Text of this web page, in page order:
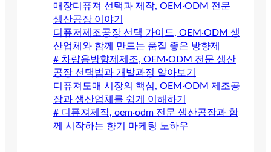
매장디퓨져 선택과 제작, OEM·ODM 전문
생산공장 이야기
디퓨저제조공장 선택 가이드, OEM·ODM 생
산업체와 함께 만드는 품질 좋은 방향제
# 차량용방향제제조, OEM·ODM 전문 생산
공장 선택법과 개발과정 알아보기
디퓨져도매 시장의 핵심, OEM·ODM 제조공
장과 생산업체를 쉽게 이해하기
# 디퓨져제작, oem·odm 전문 생산공장과 함
께 시작하는 향기 마케팅 노하우